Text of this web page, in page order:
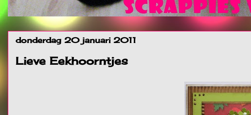
donderdag 20 januari 2011
Lieve Eekhoorntjes